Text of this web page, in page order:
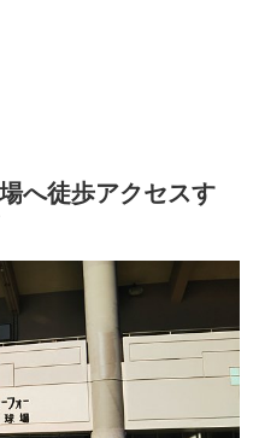
へ徒歩アクセスす